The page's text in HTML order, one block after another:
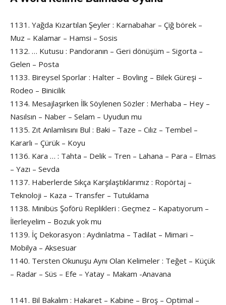
1131. Yağda Kızartılan Şeyler : Karnabahar – Çiğ börek –
Muz – Kalamar – Hamsi – Sosis
1132. … Kutusu : Pandoranın – Geri dönüşüm – Sigorta –
Gelen – Posta
1133. Bireysel Sporlar : Halter – Bovling – Bilek Güreşi –
Rodeo – Binicilik
1134. Mesajlaşırken İlk Söylenen Sözler : Merhaba – Hey –
Nasılsın – Naber – Selam – Uyudun mu
1135. Zıt Anlamlısını Bul : Baki – Taze – Cılız – Tembel –
Kararlı – Çürük – Koyu
1136. Kara … : Tahta – Delik – Tren – Lahana – Para – Elmas
– Yazı – Sevda
1137. Haberlerde Sıkça Karşılaştıklarımız : Ropörtaj –
Teknoloji – Kaza – Transfer – Tutuklama
1138. Minibüs Şoförü Replikleri : Geçmez – Kapatıyorum –
İlerleyelim – Bozuk yok mu
1139. İç Dekorasyon : Aydınlatma – Tadilat – Mimari –
Mobilya – Aksesuar
1140. Tersten Okunuşu Aynı Olan Kelimeler : Teğet – Küçük
– Radar – Süs – Efe – Yatay – Makam -Anavana
1141. Bil Bakalım : Hakaret – Kabine – Broş – Optimal –